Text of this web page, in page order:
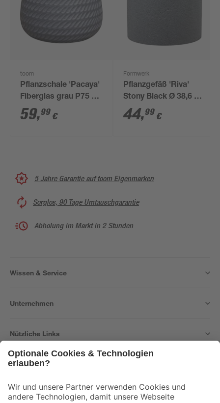
toom
Pflanzschale 'Pacaya'
Fiberglas grau P75 Ø
42 x 29 cm
59,99 €
Formwerk
Pflanzgefäß 'Riva'
Stony Black Ø 38,6 x
32 cm
44,99 €
5 Jahre Garantie auf toom Eigenmarken
Sorglos, 90 Tage Umtauschgarantie
Abholung im Markt in 2 Stunden
Wissen & Service
Unternehmen
Nützliche Links
Der toom Newsletter: Keine Angebote und Aktionen mehr verpassen!